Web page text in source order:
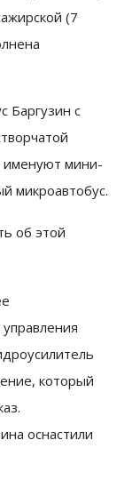
(7
Баргузин с
именуют мини-
микроавтобус.
который
оснастили